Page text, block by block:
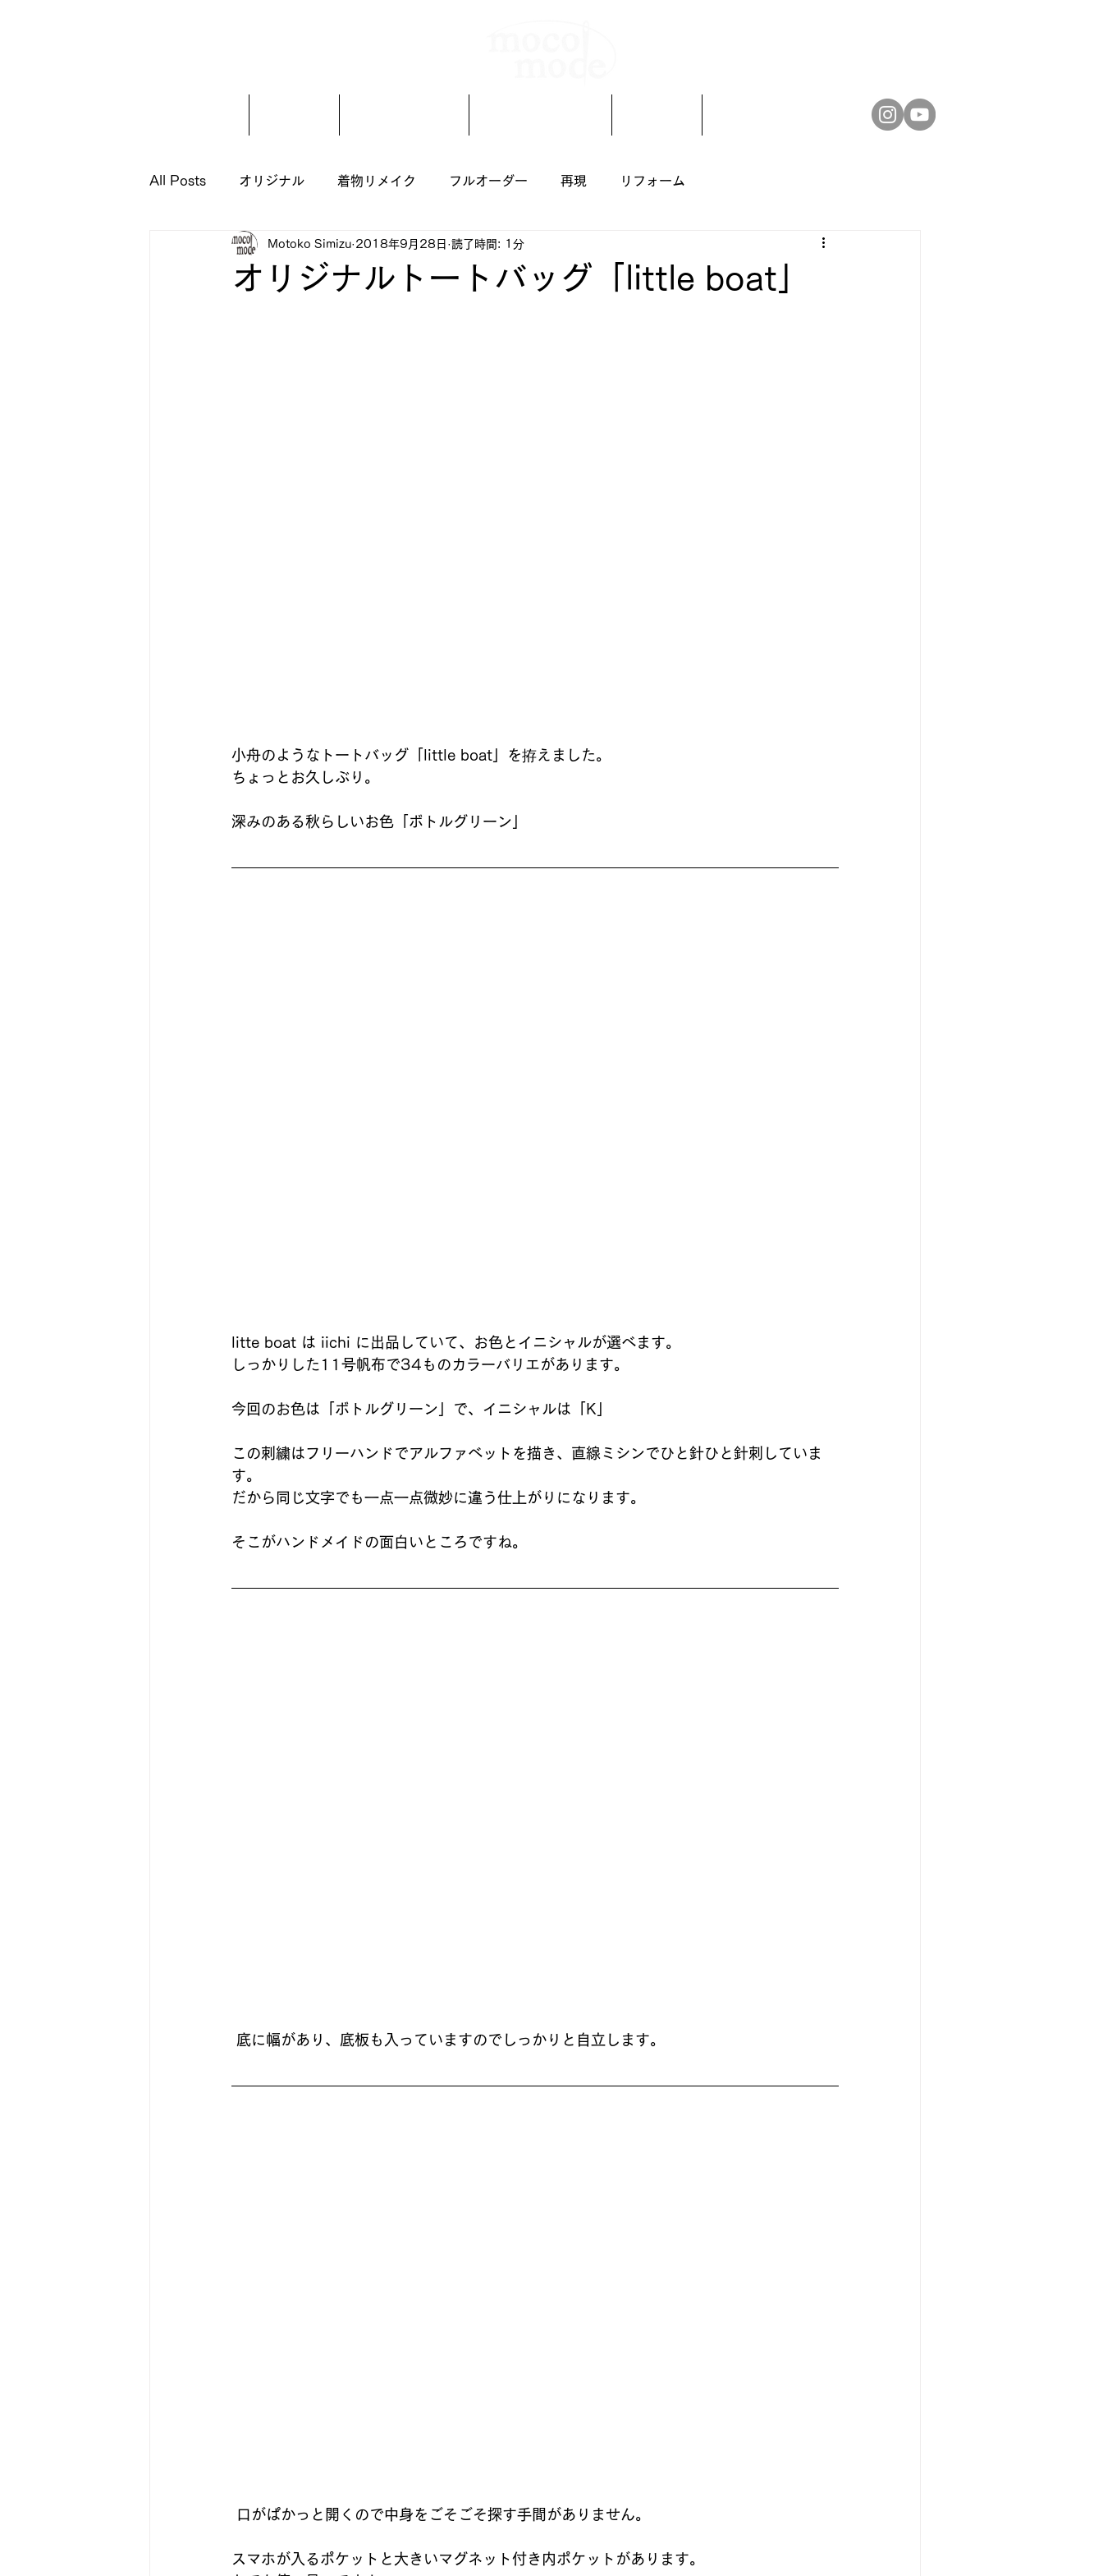
All Posts オリジナル 着物リメイク フルオーダー 再現 リフォーム
オリジナルトートバッグ「little boat」
Motoko Simizu 2018年9月28日 読了時間: 1分
小舟のようなトートバッグ「little boat」を拵えました。
ちょっとお久しぶり。
深みのある秋らしいお色「ボトルグリーン」
litte boat は iichi に出品していて、お色とイニシャルが選べます。
しっかりした11号帆布で34ものカラーバリエがあります。
今回のお色は「ボトルグリーン」で、イニシャルは「K」
この刺繍はフリーハンドでアルファベットを描き、直線ミシンでひと針ひと針刺していま
す。
だから同じ文字でも一点一点微妙に違う仕上がりになります。
そこがハンドメイドの面白いところですね。
底に幅があり、底板も入っていますのでしっかりと自立します。
口がぱかっと開くので中身をごそごそ探す手間がありません。
スマホが入るポケットと大きいマグネット付き内ポケットがあります。